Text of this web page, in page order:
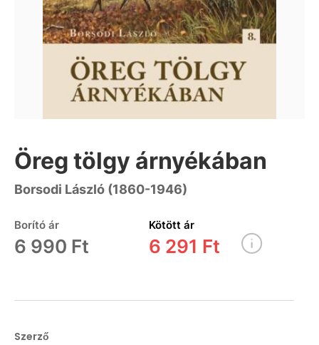
Öreg tölgy árnyékában
Borsodi László (1860-1946)
Borító ár
6 990 Ft
Kötött ár
6 291 Ft
Szerző